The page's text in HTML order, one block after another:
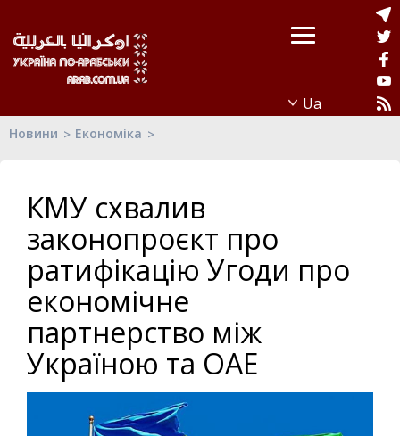
Новини Економіка
КМУ схвалив
законопроєкт про
ратифікацію Угоди про
економічне
партнерство між
Україною та ОАЕ